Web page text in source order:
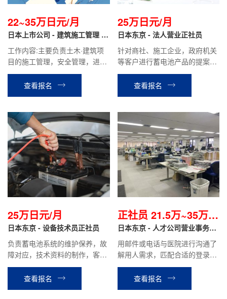
22~35万日元/月
日本上市公司 - 建筑施工管理 正
工作内容:主要负责土木·建筑项
目的施工管理，安全管理，进度
管理，质量管理，成本管理工作
特性|以及环境管理等。根据客户
需求，使用CAD制图进行图纸修
查看报名
25万日元/月
日本东京 - 法人营业正社员
针对商社、施工企业，政府机关
等客户进行蓄电池产品的提案和
销售，维护老客户，合同签订，
参加展会等工作。
查看报名
25万日元/月
日本东京 - 设备技术员正社员
负责蓄电池系统的维护保养，故
障对应，技术资料的制作，客户
对应等工作。
查看报名
正社员 21.5万~35万日
元起/月
日本东京 - 人才公司营业事务岗
用邮件或电话与医院进行沟通了
解用人需求，匹配合适的登录人
才，并进行介绍，协助人才面试
等公司安排的工作。
查看报名